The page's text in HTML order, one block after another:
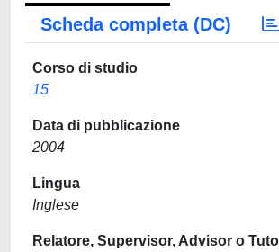
Scheda completa (DC)
Corso di studio
15
Data di pubblicazione
2004
Lingua
Inglese
Relatore, Supervisor, Advisor o